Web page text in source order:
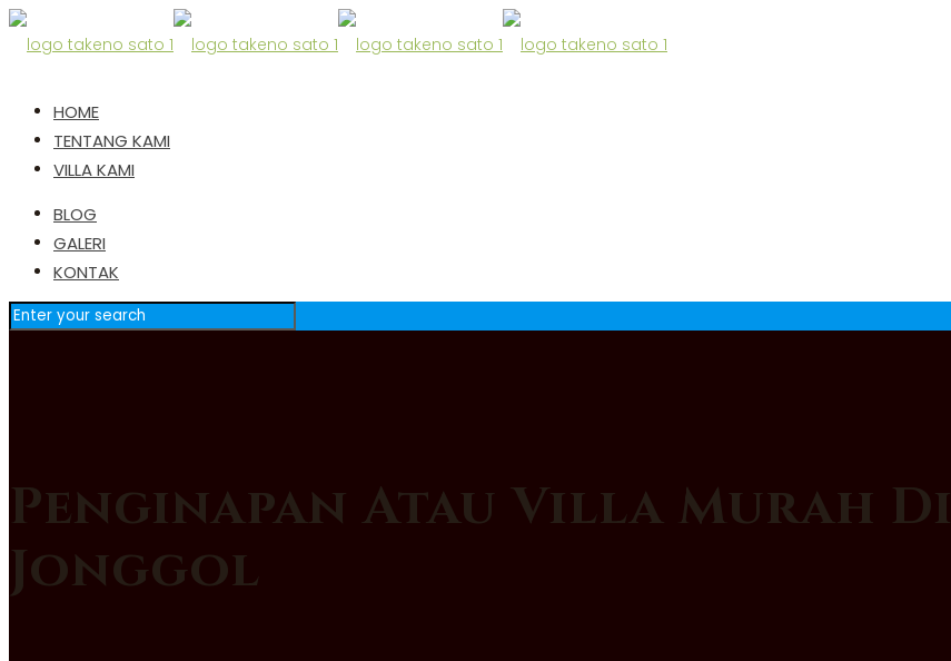
HOME
TENTANG KAMI
VILLA KAMI
BLOG
GALERI
KONTAK
Penginapan Atau Villa Murah Di
Jonggol